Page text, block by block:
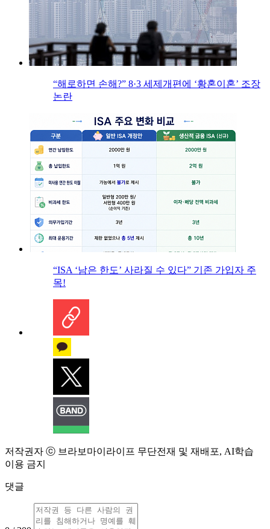
“해로하면 손해?” 8·3 세제개편에 ‘황혼이혼’ 조장
논란
“ISA ‘남은 한도’ 사라질 수 있다” 기존 가입자 주
목!
저작권자 ⓒ 브라보마이라이프 무단전재 및 재배포, AI학습
이용 금지
댓글